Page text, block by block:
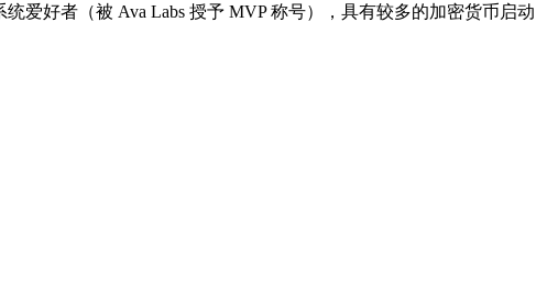
爱好者（被 Ava Labs 授予 MVP 称号），具有较多的加密货币启动